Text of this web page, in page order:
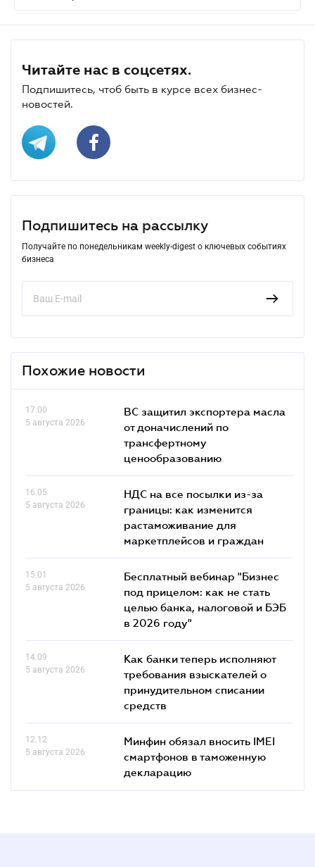
Читайте нас в соцсетях.
Подпишитесь, чтоб быть в курсе всех бизнес-
новостей.
Подпишитесь на рассылку
Получайте по понедельникам weekly-digest о ключевых событиях
бизнеса
Похожие новости
17.00
5 августа 2026
ВС защитил экспортера масла
от доначислений по
трансфертному
ценообразованию
16.05
5 августа 2026
НДС на все посылки из-за
границы: как изменится
растаможивание для
маркетплейсов и граждан
15.01
5 августа 2026
Бесплатный вебинар "Бизнес
под прицелом: как не стать
целью банка, налоговой и БЭБ
в 2026 году"
14.09
5 августа 2026
Как банки теперь исполняют
требования взыскателей о
принудительном списании
средств
12.12
5 августа 2026
Минфин обязал вносить IMEI
смартфонов в таможенную
декларацию